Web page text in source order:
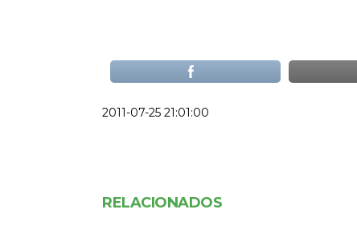
2011-07-25 21:01:00
RELACIONADOS